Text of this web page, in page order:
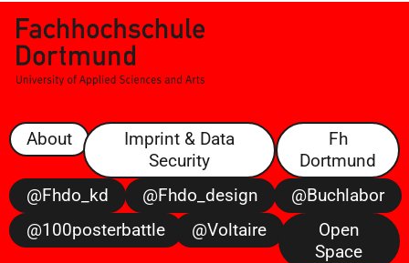
About
Imprint & Data
Security
Fh
Dortmund
@fhdo_kd
@fhdo_design
@buchlabor
@100posterbattle
@voltaire
Open
Space